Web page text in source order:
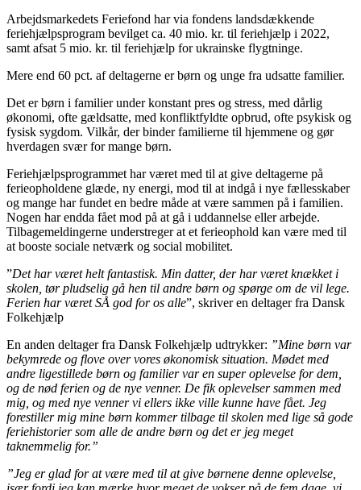
Arbejdsmarkedets Feriefond har via fondens landsdækkende
feriehjælpsprogram bevilget ca. 40 mio. kr. til feriehjælp i 2022,
samt afsat 5 mio. kr. til feriehjælp for ukrainske flygtninge.
Mere end 60 pct. af deltagerne er børn og unge fra udsatte familier.
Det er børn i familier under konstant pres og stress, med dårlig
økonomi, ofte gældsatte, med konfliktfyldte opbrud, ofte psykisk og
fysisk sygdom. Vilkår, der binder familierne til hjemmene og gør
hverdagen svær for mange børn.
Feriehjælpsprogrammet har været med til at give deltagerne på
ferieopholdene glæde, ny energi, mod til at indgå i nye fællesskaber
og mange har fundet en bedre måde at være sammen på i familien.
Nogen har endda fået mod på at gå i uddannelse eller arbejde.
Tilbagemeldingerne understreger at et ferieophold kan være med til
at booste sociale netværk og social mobilitet.
”Det har været helt fantastisk. Min datter, der har været knækket i
skolen, tør pludselig gå hen til andre børn og spørge om de vil lege.
Ferien har været SÅ god for os alle”, skriver en deltager fra Dansk
Folkehjælp
En anden deltager fra Dansk Folkehjælp udtrykker: ”Mine børn var
bekymrede og flove over vores økonomisk situation. Mødet med
andre ligestillede børn og familier var en super oplevelse for dem,
og de nød ferien og de nye venner. De fik oplevelser sammen med
mig, og med nye venner vi ellers ikke ville kunne have fået. Jeg
forestiller mig mine børn kommer tilbage til skolen med lige så gode
feriehistorier som alle de andre børn og det er jeg meget
taknemmelig for.”
”Jeg er glad for at være med til at give børnene denne oplevelse,